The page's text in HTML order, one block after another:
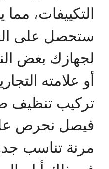
التكييفات،
ستحصل على
لجهازك بغض
أو علامته
تركيب تنظيف
فيصل نحرص
مرنة تناسب